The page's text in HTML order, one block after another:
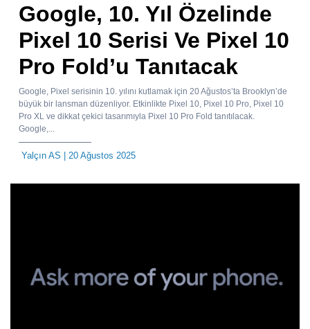
Google, 10. Yıl Özelinde
Pixel 10 Serisi Ve Pixel 10
Pro Fold’u Tanıtacak
Google, Pixel serisinin 10. yılını kutlamak için 20 Ağustos’ta Brooklyn’de
büyük bir lansman düzenliyor. Etkinlikte Pixel 10, Pixel 10 Pro, Pixel 10
Pro XL ve dikkat çekici tasarımıyla Pixel 10 Pro Fold tanıtılacak.
Google,...
Yalçın AS | 20 Ağustos 2025